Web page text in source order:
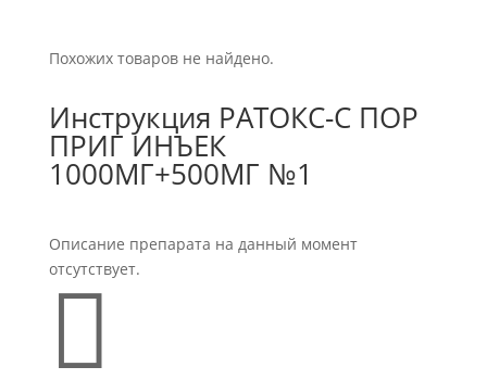
Похожих товаров не найдено.
Инструкция РАТОКС-С ПОР
ПРИГ ИНЪЕК
1000МГ+500МГ №1
Описание препарата на данный момент
отсутствует.
